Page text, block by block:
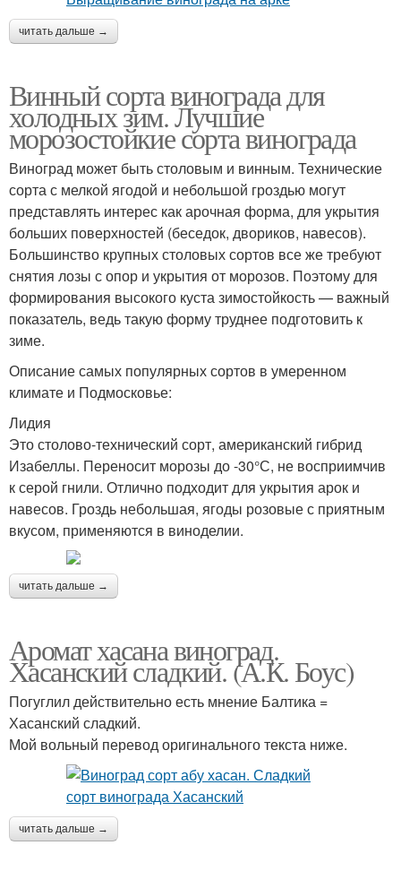
читать дальше →
Винный сорта винограда для
холодных зим. Лучшие
морозостойкие сорта винограда
Виноград может быть столовым и винным. Технические
сорта с мелкой ягодой и небольшой гроздью могут
представлять интерес как арочная форма, для укрытия
больших поверхностей (беседок, двориков, навесов).
Большинство крупных столовых сортов все же требуют
снятия лозы с опор и укрытия от морозов. Поэтому для
формирования высокого куста зимостойкость — важный
показатель, ведь такую форму труднее подготовить к
зиме.
Описание самых популярных сортов в умеренном
климате и Подмосковье:
Лидия
Это столово-технический сорт, американский гибрид
Изабеллы. Переносит морозы до -30°С, не восприимчив
к серой гнили. Отлично подходит для укрытия арок и
навесов. Гроздь небольшая, ягоды розовые с приятным
вкусом, применяются в виноделии.
читать дальше →
Аромат хасана виноград.
Хасанский сладкий. (А.К. Боус)
Погуглил действительно есть мнение Балтика =
Хасанский сладкий.
Мой вольный перевод оригинального текста ниже.
читать дальше →